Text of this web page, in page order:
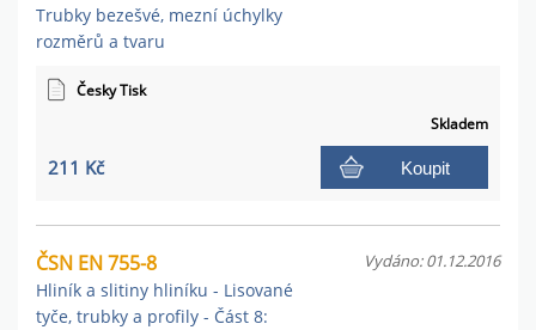
Trubky bezešvé, mezní úchylky
rozměrů a tvaru
Česky Tisk
Skladem
211 Kč Koupit
ČSN EN 755-8
Hliník a slitiny hliníku - Lisované
tyče, trubky a profily - Část 8:
Vydáno: 01.12.2016